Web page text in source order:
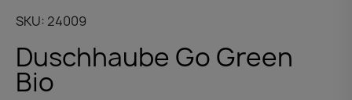
SKU 24009
Duschhaube Go Green
Bio